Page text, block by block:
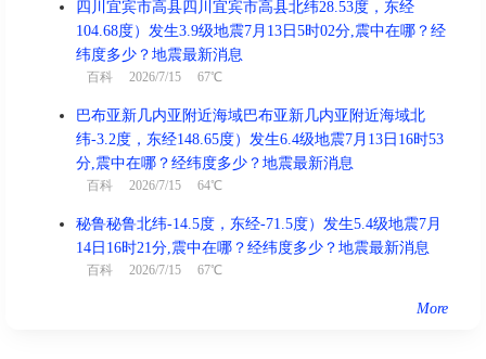
四川宜宾市高县四川宜宾市高县北纬28.53度，东经
104.68度）发生3.9级地震7月13日5时02分,震中在哪？经
纬度多少？地震最新消息
百科 2026/7/15 67℃
巴布亚新几内亚附近海域巴布亚新几内亚附近海域北
纬-3.2度，东经148.65度）发生6.4级地震7月13日16时53
分,震中在哪？经纬度多少？地震最新消息
百科 2026/7/15 64℃
秘鲁秘鲁北纬-14.5度，东经-71.5度）发生5.4级地震7月
14日16时21分,震中在哪？经纬度多少？地震最新消息
百科 2026/7/15 67℃
More